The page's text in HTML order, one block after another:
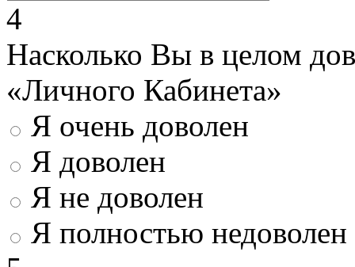
4
Насколько Вы в целом
«Личного Кабинета»
Я очень доволен
Я доволен
Я не доволен
Я полностью недоволен